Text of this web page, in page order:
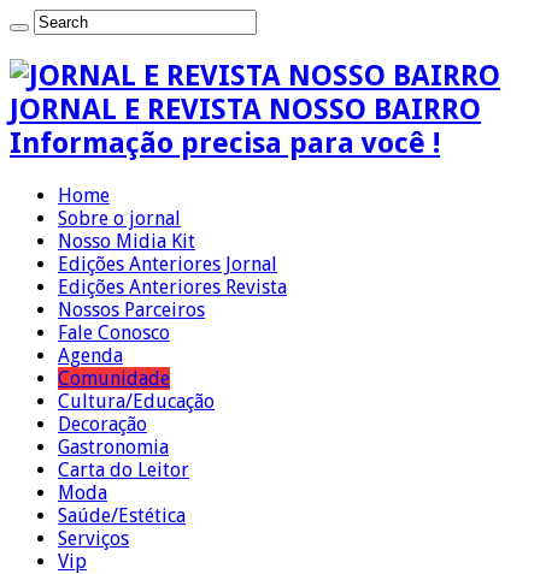
JORNAL E REVISTA NOSSO BAIRRO
Informação precisa para você !
Home
Sobre o jornal
Nosso Midia Kit
Edições Anteriores Jornal
Edições Anteriores Revista
Nossos Parceiros
Fale Conosco
Agenda
Comunidade
Cultura/Educação
Decoração
Gastronomia
Carta do Leitor
Moda
Saúde/Estética
Serviços
Vip